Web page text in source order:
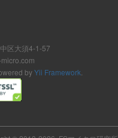
区大須4-1-57
byYii Framework